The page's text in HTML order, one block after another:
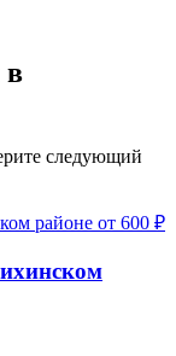
в
следующий
от 600 ₽